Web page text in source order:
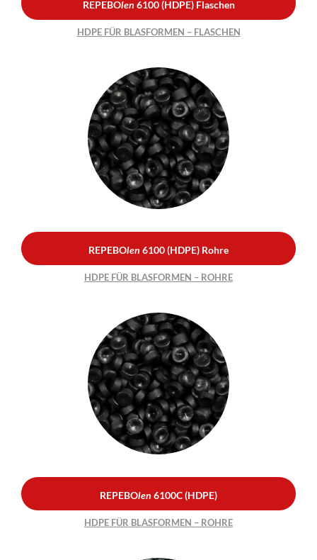
REPEBOlen 6100 (HDPE) Flaschen
HDPE FÜR BLASFORMEN – FLASCHEN
REPEBO len
6100 (HDPE)
Rohre
HDPE FÜR BLASFORMEN –
ROHRE
REPEBOlen 6100 (HDPE) Rohre
HDPE FÜR BLASFORMEN – ROHRE
REPEBO len6100C
(HDPE)
HDPE FÜR BLASFORMEN –
ROHRE
REPEBOlen 6100C (HDPE)
HDPE FÜR BLASFORMEN – ROHRE